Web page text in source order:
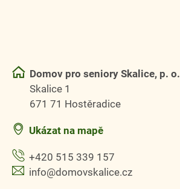
Domov pro seniory Skalice, p. o.
Skalice 1
671 71 Hostěradice
Ukázat na mapě
+420 515 339 157
info@domovskalice.cz